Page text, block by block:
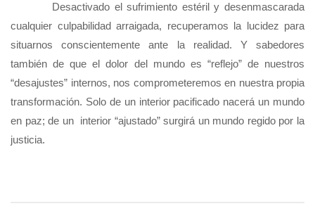
Desactivado el sufrimiento estéril y desenmascarada
cualquier culpabilidad arraigada, recuperamos la lucidez para
situarnos conscientemente ante la realidad. Y sabedores
también de que el dolor del mundo es “reflejo” de nuestros
“desajustes” internos, nos comprometeremos en nuestra propia
transformación. Solo de un interior pacificado nacerá un mundo
en paz; de un interior “ajustado” surgirá un mundo regido por la
justicia.